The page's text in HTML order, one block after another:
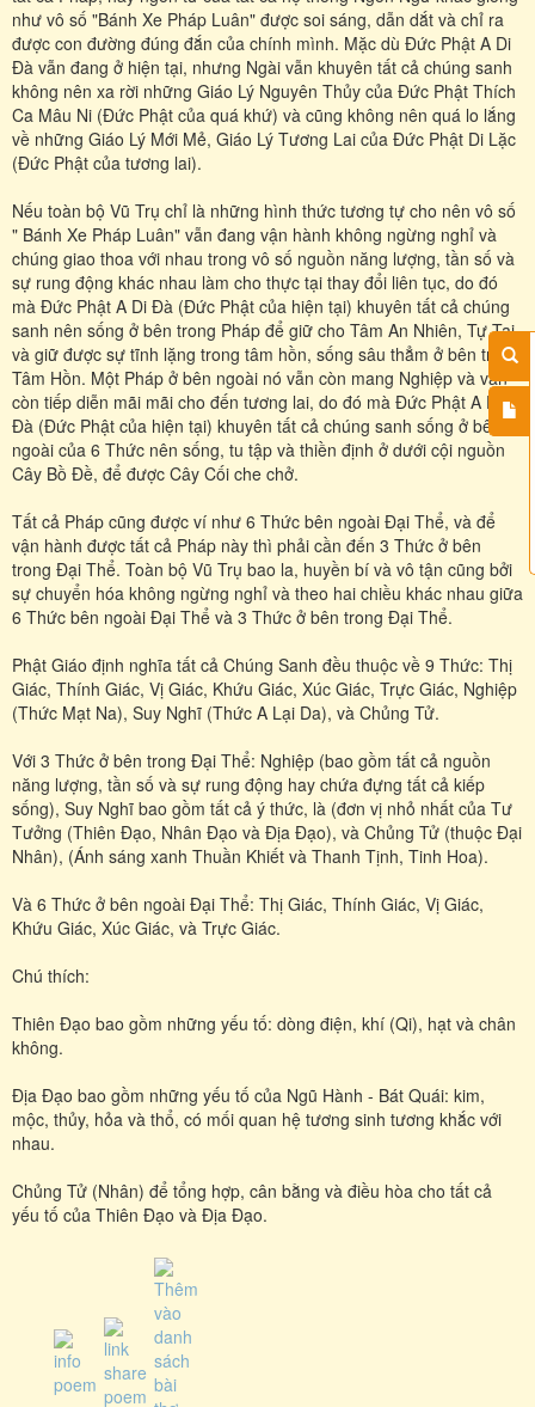
như vô số "Bánh Xe Pháp Luân" được soi sáng, dẫn dắt và chỉ ra
được con đường đúng đắn của chính mình. Mặc dù Đức Phật A Di
Đà vẫn đang ở hiện tại, nhưng Ngài vẫn khuyên tất cả chúng sanh
không nên xa rời những Giáo Lý Nguyên Thủy của Đức Phật Thích
Ca Mâu Ni (Đức Phật của quá khứ) và cũng không nên quá lo lắng
về những Giáo Lý Mới Mẻ, Giáo Lý Tương Lai của Đức Phật Di Lặc
(Đức Phật của tương lai).
Nếu toàn bộ Vũ Trụ chỉ là những hình thức tương tự cho nên vô số
" Bánh Xe Pháp Luân" vẫn đang vận hành không ngừng nghỉ và
chúng giao thoa với nhau trong vô số nguồn năng lượng, tần số và
sự rung động khác nhau làm cho thực tại thay đổi liên tục, do đó
mà Đức Phật A Di Đà (Đức Phật của hiện tại) khuyên tất cả chúng
sanh nên sống ở bên trong Pháp để giữ cho Tâm An Nhiên, Tự Tại,
và giữ được sự tĩnh lặng trong tâm hồn, sống sâu thẳm ở bên trong
Tâm Hồn. Một Pháp ở bên ngoài nó vẫn còn mang Nghiệp và vẫn
còn tiếp diễn mãi mãi cho đến tương lai, do đó mà Đức Phật A Di
Đà (Đức Phật của hiện tại) khuyên tất cả chúng sanh sống ở bên
ngoài của 6 Thức nên sống, tu tập và thiền định ở dưới cội nguồn
Cây Bồ Đề, để được Cây Cối che chở.
Tất cả Pháp cũng được ví như 6 Thức bên ngoài Đại Thể, và để
vận hành được tất cả Pháp này thì phải cần đến 3 Thức ở bên
trong Đại Thể. Toàn bộ Vũ Trụ bao la, huyền bí và vô tận cũng bởi
sự chuyển hóa không ngừng nghỉ và theo hai chiều khác nhau giữa
6 Thức bên ngoài Đại Thể và 3 Thức ở bên trong Đại Thể.
Phật Giáo định nghĩa tất cả Chúng Sanh đều thuộc về 9 Thức: Thị
Giác, Thính Giác, Vị Giác, Khứu Giác, Xúc Giác, Trực Giác, Nghiệp
(Thức Mạt Na), Suy Nghĩ (Thức A Lại Da), và Chủng Tử.
Với 3 Thức ở bên trong Đại Thể: Nghiệp (bao gồm tất cả nguồn
năng lượng, tần số và sự rung động hay chứa đựng tất cả kiếp
sống), Suy Nghĩ bao gồm tất cả ý thức, là (đơn vị nhỏ nhất của Tư
Tưởng (Thiên Đạo, Nhân Đạo và Địa Đạo), và Chủng Tử (thuộc Đại
Nhân), (Ánh sáng xanh Thuần Khiết và Thanh Tịnh, Tinh Hoa).
Và 6 Thức ở bên ngoài Đại Thể: Thị Giác, Thính Giác, Vị Giác,
Khứu Giác, Xúc Giác, và Trực Giác.
Chú thích:
Thiên Đạo bao gồm những yếu tố: dòng điện, khí (Qi), hạt và chân
không.
Địa Đạo bao gồm những yếu tố của Ngũ Hành - Bát Quái: kim,
mộc, thủy, hỏa và thổ, có mối quan hệ tương sinh tương khắc với
nhau.
Chủng Tử (Nhân) để tổng hợp, cân bằng và điều hòa cho tất cả
yếu tố của Thiên Đạo và Địa Đạo.